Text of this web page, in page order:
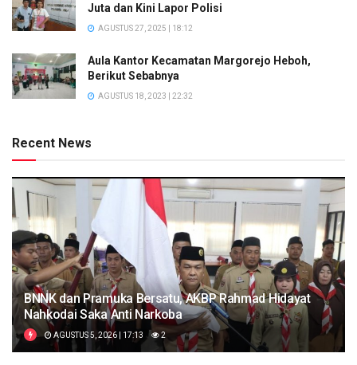
Juta dan Kini Lapor Polisi
AGUSTUS 27, 2025 | 18:12
Aula Kantor Kecamatan Margorejo Heboh,
Berikut Sebabnya
AGUSTUS 18, 2023 | 22:32
Recent News
BNNK dan Pramuka Bersatu, AKBP Rahmad Hidayat
Nahkodai Saka Anti Narkoba
AGUSTUS 5, 2026 | 17:13 2